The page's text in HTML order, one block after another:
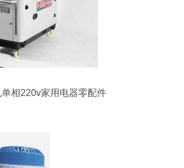
相220v家用电器零配件